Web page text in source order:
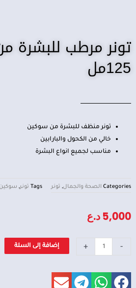
تونر مرطب للبشرة
125مل
تونر منظف للبشرة من سوكين
خالي من الكحول والبارابين
مناسب لجميع انواع البشرة
Categories الصحة والجمال, تونر Tags تونر, سوكين
5,000 د.ع
-
للبشرة
+ إضافة إلى السلة